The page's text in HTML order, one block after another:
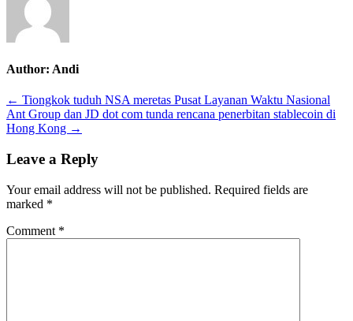
Author: Andi
Post
navigation
← Tiongkok tuduh NSA meretas Pusat Layanan Waktu Nasional
Ant Group dan JD dot com tunda rencana penerbitan stablecoin di
Hong Kong →
Leave a Reply
Your email address will not be published. Required fields are
marked *
Comment *